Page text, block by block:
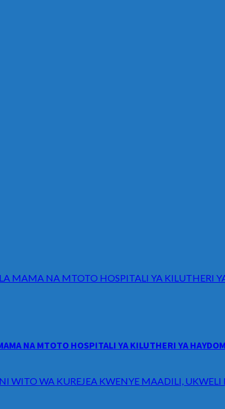
MAMA NA MTOTO HOSPITALI YA KILUTHERI
NA MTOTO HOSPITALI YA KILUTHERI YA HAYDOM
WITO WA KUREJEA KWENYE MAADILI,